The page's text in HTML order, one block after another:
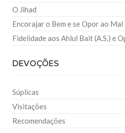
O Jihad
Encorajar o Bem e se Opor ao Mal
Fidelidade aos Ahlul Bait (A.S.) e
DEVOÇÕES
Súplicas
Visitações
Recomendações